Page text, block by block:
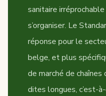
sanitaire
s’organiser. Le
réponse pour le
belge, et plus
de marché de chaînes
dites longues, c’est-